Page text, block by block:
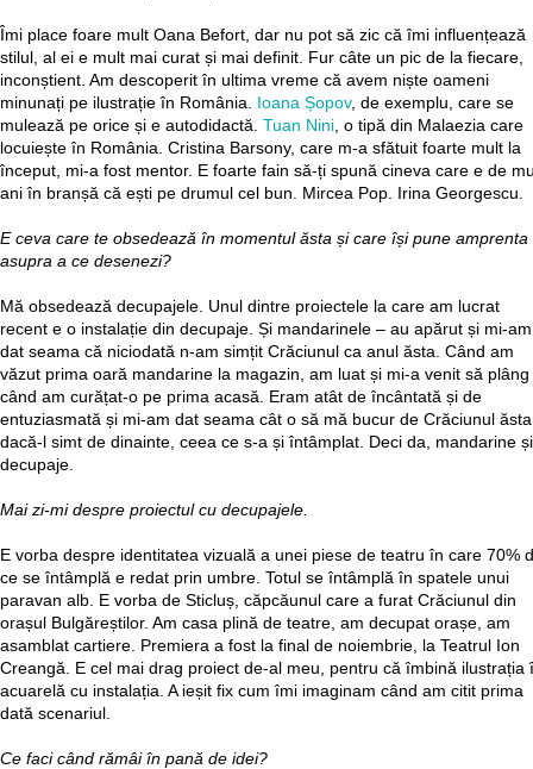
Îmi place foare mult Oana Befort, dar nu pot să zic că îmi influențează
stilul, al ei e mult mai curat și mai definit. Fur câte un pic de la fiecare,
inconștient. Am descoperit în ultima vreme că avem niște oameni
minunați pe ilustrație în România. Ioana Șopov, de exemplu, care se
mulează pe orice și e autodidactă. Tuan Nini, o tipă din Malaezia care
locuiește în România. Cristina Barsony, care m-a sfătuit foarte mult la
început, mi-a fost mentor. E foarte fain să-ți spună cineva care e de
ani în branșă că ești pe drumul cel bun. Mircea Pop. Irina
E ceva care te obsedează în momentul ăsta și care își pune amprenta
asupra a ce desenezi?
Mă obsedează decupajele. Unul dintre proiectele la care am lucrat
recent e o instalație din decupaje. Și mandarinele – au apărut și mi-am
dat seama că niciodată n-am simțit Crăciunul ca anul ăsta. Când am
văzut prima oară mandarine la magazin, am luat și mi-a venit să plâng
când am curățat-o pe prima acasă. Eram atât de încântată și de
entuziasmată și mi-am dat seama cât o să mă bucur de Crăciunul
dacă-l simt de dinainte, ceea ce s-a și întâmplat. Deci da, mandarine și
decupaje.
Mai zi-mi despre proiectul cu decupajele.
E vorba despre identitatea vizuală a unei piese de teatru în care 70%
ce se întâmplă e redat prin umbre. Totul se întâmplă în spatele unui
paravan alb. E vorba de Sticluș, căpcăunul care a furat Crăciunul din
orașul Bulgăreștilor. Am casa plină de teatre, am decupat orașe, am
asamblat cartiere. Premiera a fost la final de noiembrie, la Teatrul Ion
Creangă. E cel mai drag proiect de-al meu, pentru că îmbină ilustrația
acuarelă cu instalația. A ieșit fix cum îmi imaginam când am citit prima
dată scenariul.
Ce faci când rămâi în pană de idei?